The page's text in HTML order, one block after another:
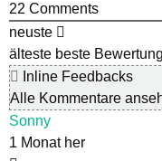
22 Comments
neuste
älteste beste Bewertung
Inline Feedbacks
Alle Kommentare
Sonny
1 Monat her